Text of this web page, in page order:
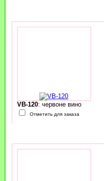
VB-120: червоне вино
Отметить для заказа